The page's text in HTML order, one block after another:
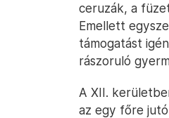
ceruzák, a
Emellett
támogatást
rászoruló
A XII.
az egy főre